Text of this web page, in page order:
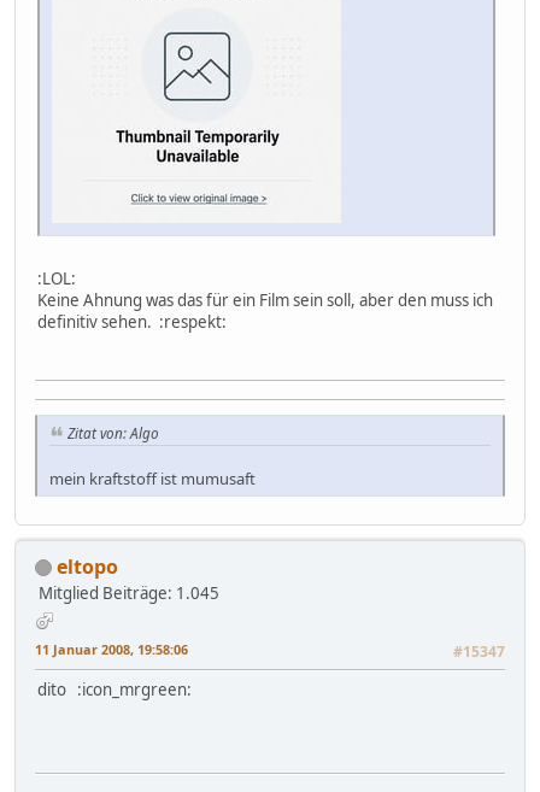
:LOL:
Keine Ahnung was das für ein Film sein soll, aber den muss ich
definitiv sehen. :respekt:
Zitat von: Algo
mein kraftstoff ist mumusaft
eltopo
Mitglied Beiträge: 1.045
11 Januar 2008, 19:58:06 #15347
dito :icon_mrgreen: